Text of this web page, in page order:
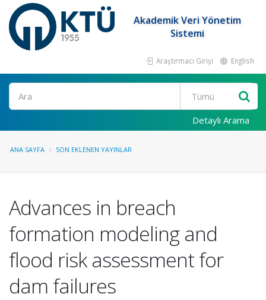
Akademik Veri Yönetim
Sistemi
Araştırmacı Girişi English
Ara
Detaylı Arama
ANA SAYFA SON EKLENEN YAYINLAR
Advances in breach
formation modeling and
flood risk assessment for
dam failures